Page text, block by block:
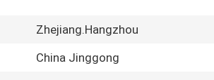
Zhejiang.Hangzhou
China Jinggong